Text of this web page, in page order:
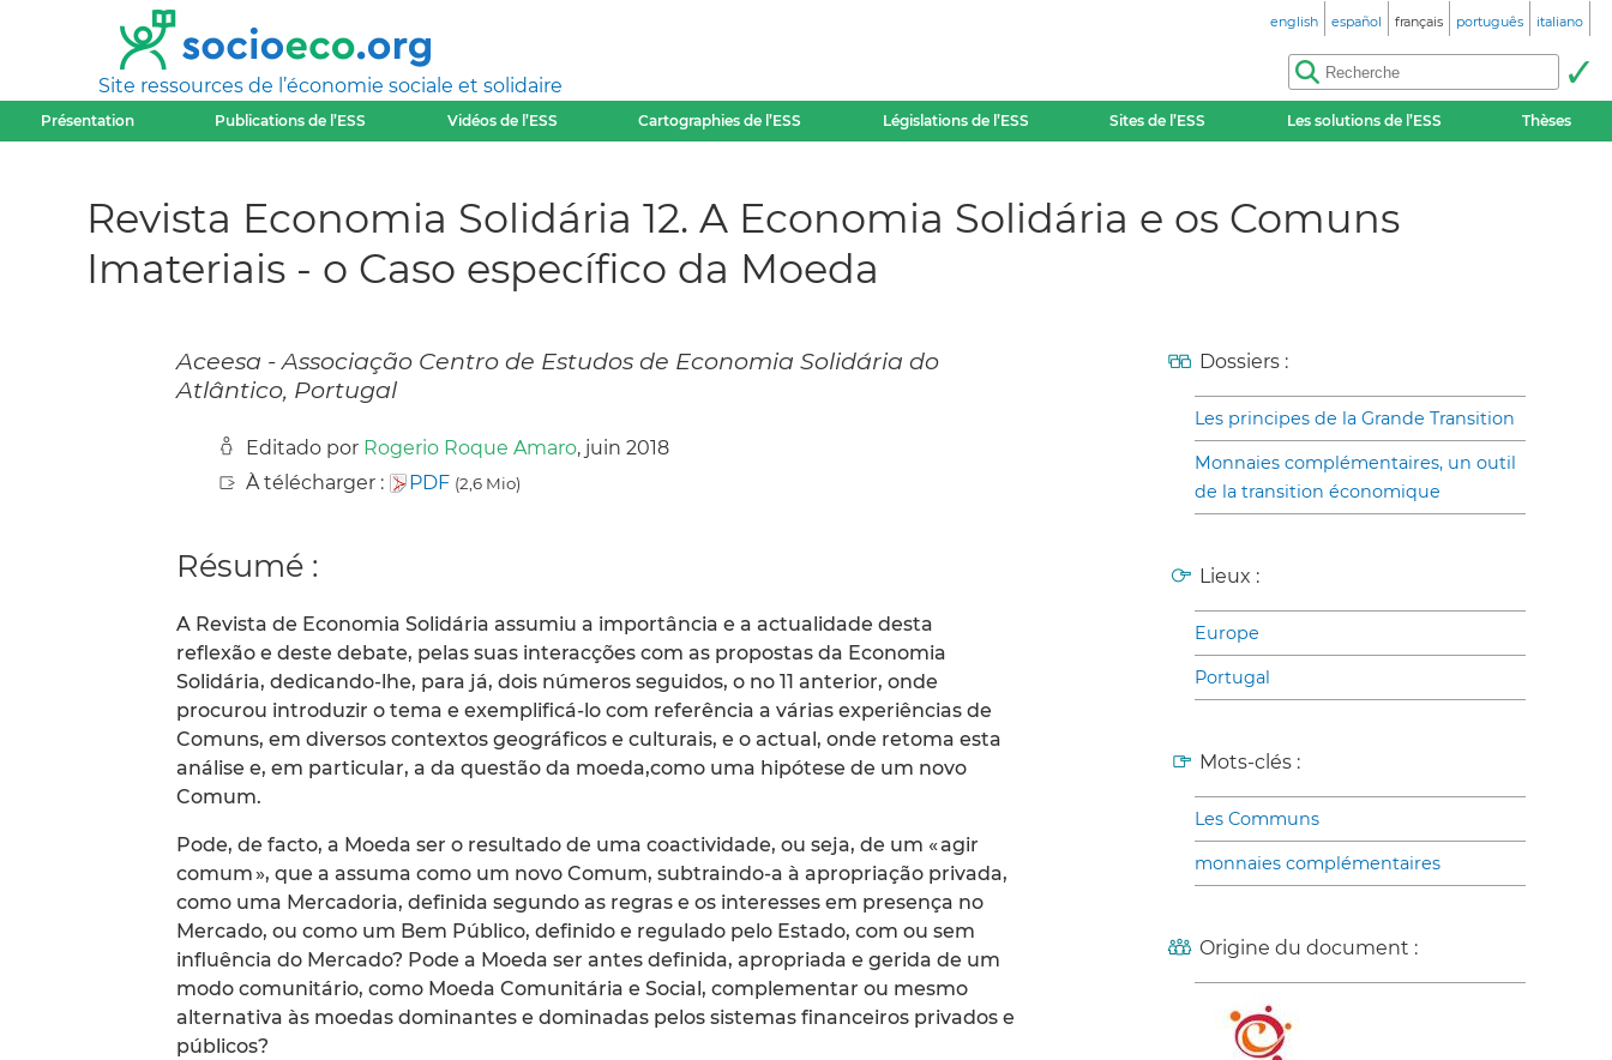
Site ressources de l’économie sociale et solidaire
english español français português italiano
Présentation Publications de l’ESS Vidéos de l’ESS Cartographies de l’ESS Législations de l’ESS Sites de l’ESS Les solutions de l’ESS Thèses
Revista Economia Solidária 12. A Economia Solidária e os Comuns
Imateriais - o Caso específico da Moeda
Aceesa - Associação Centro de Estudos de Economia Solidária do
Atlântico, Portugal
Editado por Rogerio Roque Amaro, juin 2018
À télécharger :
PDF (2,6 Mio)
Résumé :
A Revista de Economia Solidária assumiu a importância e a actualidade desta
reflexão e deste debate, pelas suas interacções com as propostas da Economia
Solidária, dedicando-lhe, para já, dois números seguidos, o no 11 anterior, onde
procurou introduzir o tema e exemplificá-lo com referência a várias experiências de
Comuns, em diversos contextos geográficos e culturais, e o actual, onde retoma esta
análise e, em particular, a da questão da moeda,como uma hipótese de um novo
Comum.
Pode, de facto, a Moeda ser o resultado de uma coactividade, ou seja, de um « agir
comum », que a assuma como um novo Comum, subtraindo-a à apropriação privada,
como uma Mercadoria, definida segundo as regras e os interesses em presença no
Mercado, ou como um Bem Público, definido e regulado pelo Estado, com ou sem
influência do Mercado? Pode a Moeda ser antes definida, apropriada e gerida de um
modo comunitário, como Moeda Comunitária e Social, complementar ou mesmo
alternativa às moedas dominantes e dominadas pelos sistemas financeiros privados e
públicos?
Dossiers :
Les principes de la Grande Transition
Monnaies complémentaires, un outil
de la transition économique
Lieux :
Europe
Portugal
Mots-clés :
Les Communs
monnaies complémentaires
Origine du document :